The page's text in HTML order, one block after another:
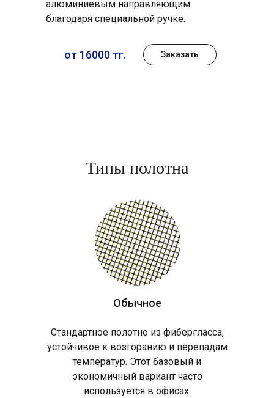
от 16000 тг. Заказать
алюминиевым направляющим
благодаря специальной ручке.
Типы полотна
Обычное
Стандартное полотно из фибергласса,
устойчивое к возгоранию и перепадам
температур. Этот базовый и
экономичный вариант часто
используется в офисах.